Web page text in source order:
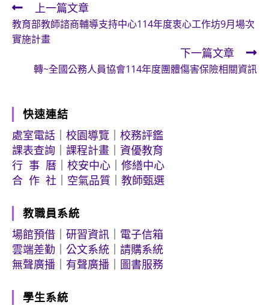
Read
more
articles
上一篇文章
教育部教師諮商輔導支持中心114年度衷心工作坊9月場次
實施計畫
下一篇文章
轉~全國公務人員協會114年度團體傷害保險相關資訊
快速連結
處室電話
校園導覽
校務評鑑
課表查詢
課程計畫
資優教育
行 事 曆
校安中心
修繕中心
合 作 社
空氣品質 教師甄選
教職員系統
場館預借
研習資訊
電子信箱
雲端差勤
公文系統
請購系統
無聲廣播
有聲廣播 圖書服務
學生系統